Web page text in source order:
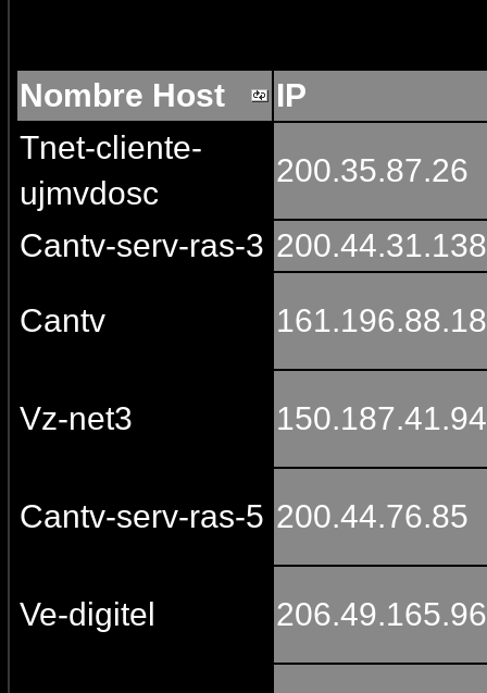
Nombre Host
IP
Tnet-cliente-
ujmvdosc
200.35.87.26
Cantv-serv-ras-3 200.44.31.138
Cantv
Vz-net3 150.187.41.94
Cantv-serv-ras-5 200.44.76.85
Ve-digitel 206.49.165.96